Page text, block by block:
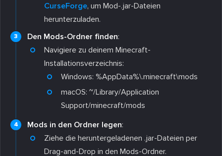
CurseForge, um Mod-.jar-Dateien
herunterzuladen.
Den Mods-Ordner finden:
Navigiere zu deinem Minecraft-
Installationsverzeichnis:
Windows: %AppData%\.minecraft\mods
macOS: ~/Library/Application
Support/minecraft/mods
Mods in den Ordner legen:
Ziehe die heruntergeladenen .jar-Dateien per
Drag-and-Drop in den Mods-Ordner.